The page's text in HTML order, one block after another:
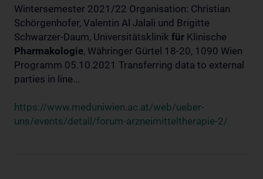
Wintersemester 2021/22 Organisation: Christian
Schörgenhofer, Valentin Al Jalali und Brigitte
Schwarzer-Daum, Universitätsklinik für Klinische
Pharmakologie, Währinger Gürtel 18-20, 1090 Wien
Programm 05.10.2021 Transferring data to external
parties in line...
https://www.meduniwien.ac.at/web/ueber-
uns/events/detail/forum-arzneimitteltherapie-2/